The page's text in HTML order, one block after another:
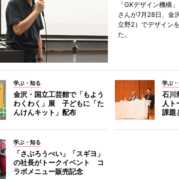
「GKデザイン機構
さんが7月28日、金
立野2）でデザイン
た。
学ぶ・知る
金沢・国立工芸館で「もよう
わくわく」展 子どもに「た
んけんキット」配布
学ぶ
石川
人
課題
学ぶ・知る
「さぶろうべい」「スギヨ」
の社長がトークイベント コ
ラボメニュー販売記念